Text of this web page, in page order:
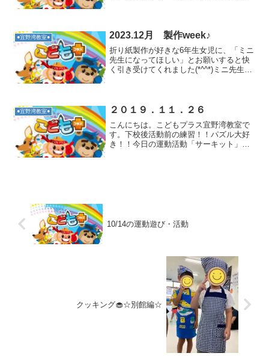
ケットや卓球、ドッチドッチ...
●宜野湾教室● 2023.12月 製作week♪
折り紙製作が好きな6年生女児に、「ミニ
先生になってほしい」とお願いすると快
く引き受けてくれました(*^^*)ミニ先生と
年生男児が「...
●宜野湾教室● ２０１９．１１．２６
こんにちは。こどもプラス宜野湾教室で
す。下校後活動前の練習！！パズル大好
き！！今日の運動活動「サーキット」平
10/14の運動遊び・活動
クッキング🧁☆別館編☆